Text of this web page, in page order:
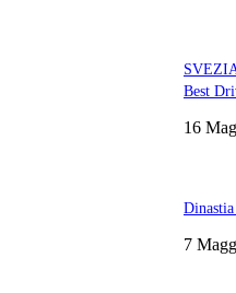
Best
16
7